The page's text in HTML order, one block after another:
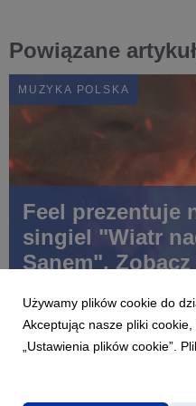
Powiązane
MUZYKA POLSKA
Feel prezentuje
singiel "Wiatr
Sanem".
Używamy plików cookie do
Akceptując nasze pliki
„Ustawienia plików cookie”.